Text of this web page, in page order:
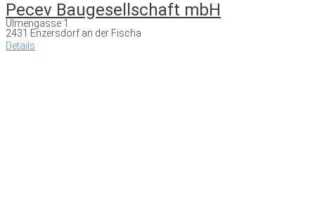
Pecev Baugesellschaft mbH
Ulmengasse 1
2431 Enzersdorf an der Fischa
Details